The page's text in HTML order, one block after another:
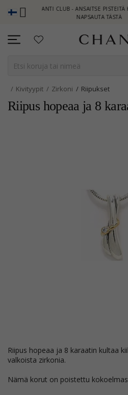
CHANTI CLUB - ANSAITSE PISTEITÄ KATSO
NAPSAUTA TÄSTÄ
Kivityypit Zirkoni Riipukset
Riipus hopeaa ja 8
riipus hopeaa ja 8 karaatin kultaa kiiltävä pinta ja 1 viistehiottua
valkoista zirkonia.
Nämä korut on poistettu